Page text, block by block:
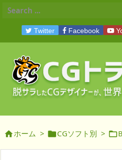
Twitter Facebook
ホーム > CGソフト別 > 